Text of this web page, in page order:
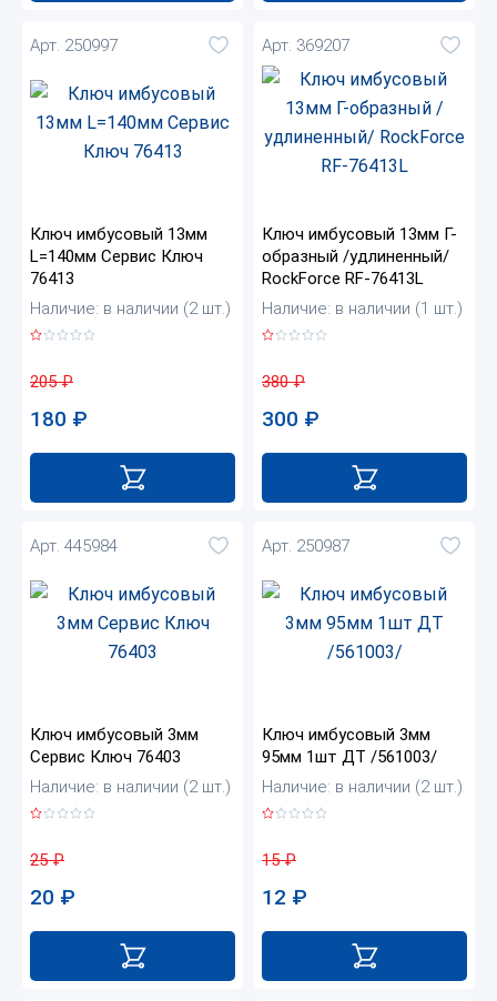
Арт. 250997
Ключ имбусовый 13мм
L=140мм Сервис Ключ
76413
Наличие: в наличии (2 шт.)
205₽
180 ₽
Арт. 369207
Ключ имбусовый 13мм Г-
образный /удлиненный/
RockForce RF-76413L
Наличие: в наличии (1 шт.)
380₽
300 ₽
Арт. 445984
Ключ имбусовый 3мм
Сервис Ключ 76403
Наличие: в наличии (2 шт.)
25₽
20 ₽
Арт. 250987
Ключ имбусовый 3мм
95мм 1шт ДТ /561003/
Наличие: в наличии (2 шт.)
15₽
12 ₽